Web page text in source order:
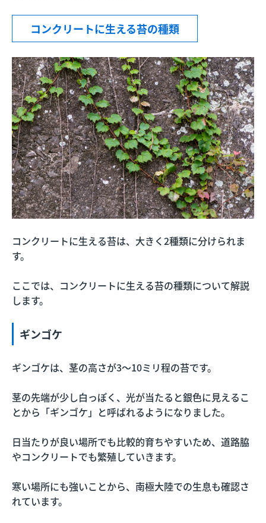
コンクリートに生える苔の種類
コンクリートに生える苔は、大きく2種類に分けられま
す。
ここでは、コンクリートに生える苔の種類について解説
します。
ギンゴケ
ギンゴケは、茎の高さが3〜10ミリ程の苔です。
茎の先端が少し白っぽく、光が当たると銀色に見えるこ
とから「ギンゴケ」と呼ばれるようになりました。
日当たりが良い場所でも比較的育ちやすいため、道路脇
やコンクリートでも繁殖していきます。
寒い場所にも強いことから、南極大陸での生息も確認さ
れています。